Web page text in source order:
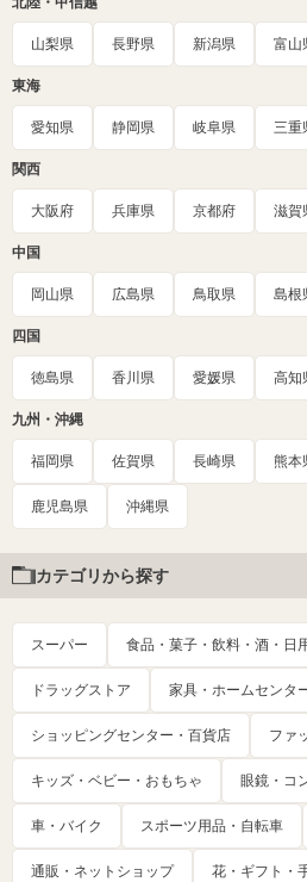
山梨県 長野県 新潟県 富山
東海
愛知県 静岡県 岐阜県 三重
関西
大阪府 兵庫県 京都府 滋賀
中国
岡山県 広島県 鳥取県 島根
四国
徳島県 香川県 愛媛県 高知
九州・沖縄
福岡県 佐賀県 長崎県 熊本
鹿児島県 沖縄県
カテゴリから探す
スーパー 食品・菓子・飲料・酒・日
ドラッグストア 家具・ホームセンタ
ショッピングセンター・百貨店 ファ
キッズ・ベビー・おもちゃ 眼鏡・コ
車・バイク スポーツ用品・自転車
通販・ネットショップ 花・ギフト・